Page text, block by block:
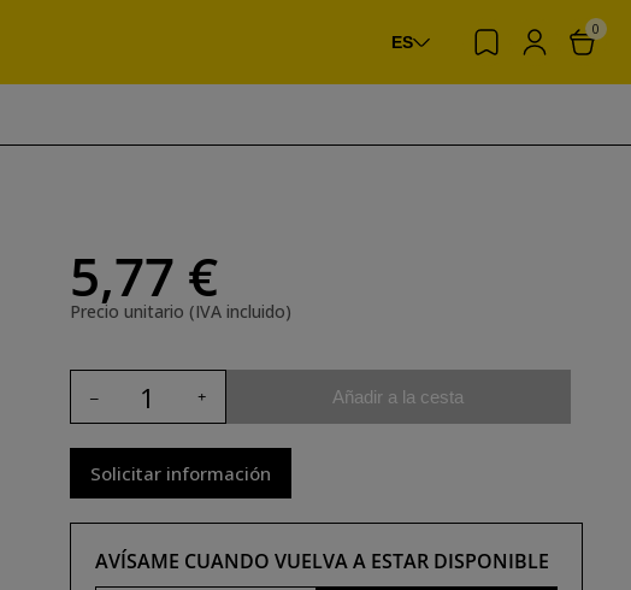
ES
0
5,77 €
Precio unitario (IVA incluido)
Añadir a la cesta
Solicitar información
AVÍSAME CUANDO VUELVA A ESTAR DISPONIBLE